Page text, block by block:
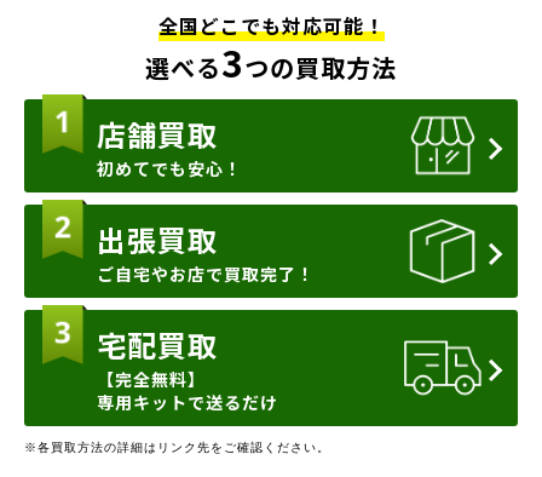
全国どこでも対応可能！
選べる3つの買取方法
店舗買取
初めてでも安心！
出張買取
ご自宅やお店で買取完了！
宅配買取
【完全無料】
専用キットで送るだけ
※各買取方法の詳細はリンク先をご確認ください。